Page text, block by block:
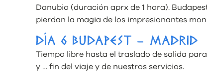
Danubio (duración aprx de 1 hora).
pierdan la magia de los impresionantes
DÍA 6 BUDAPEST – MADRID
Tiempo libre hasta el traslado de salida
y … fin del viaje y de nuestros servicios.